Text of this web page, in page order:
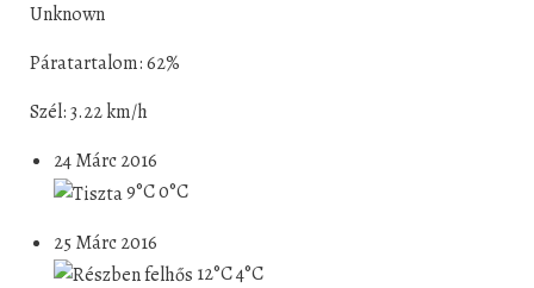
Unknown
Páratartalom: 62%
Szél: 3.22 km/h
24 Márc 2016
9°C0°C
25 Márc 2016
12°C4°C